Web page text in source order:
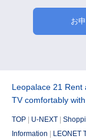
お
Leopalace 21 Rent
TV comfortably
TOP U-NEXT
Information LEONET